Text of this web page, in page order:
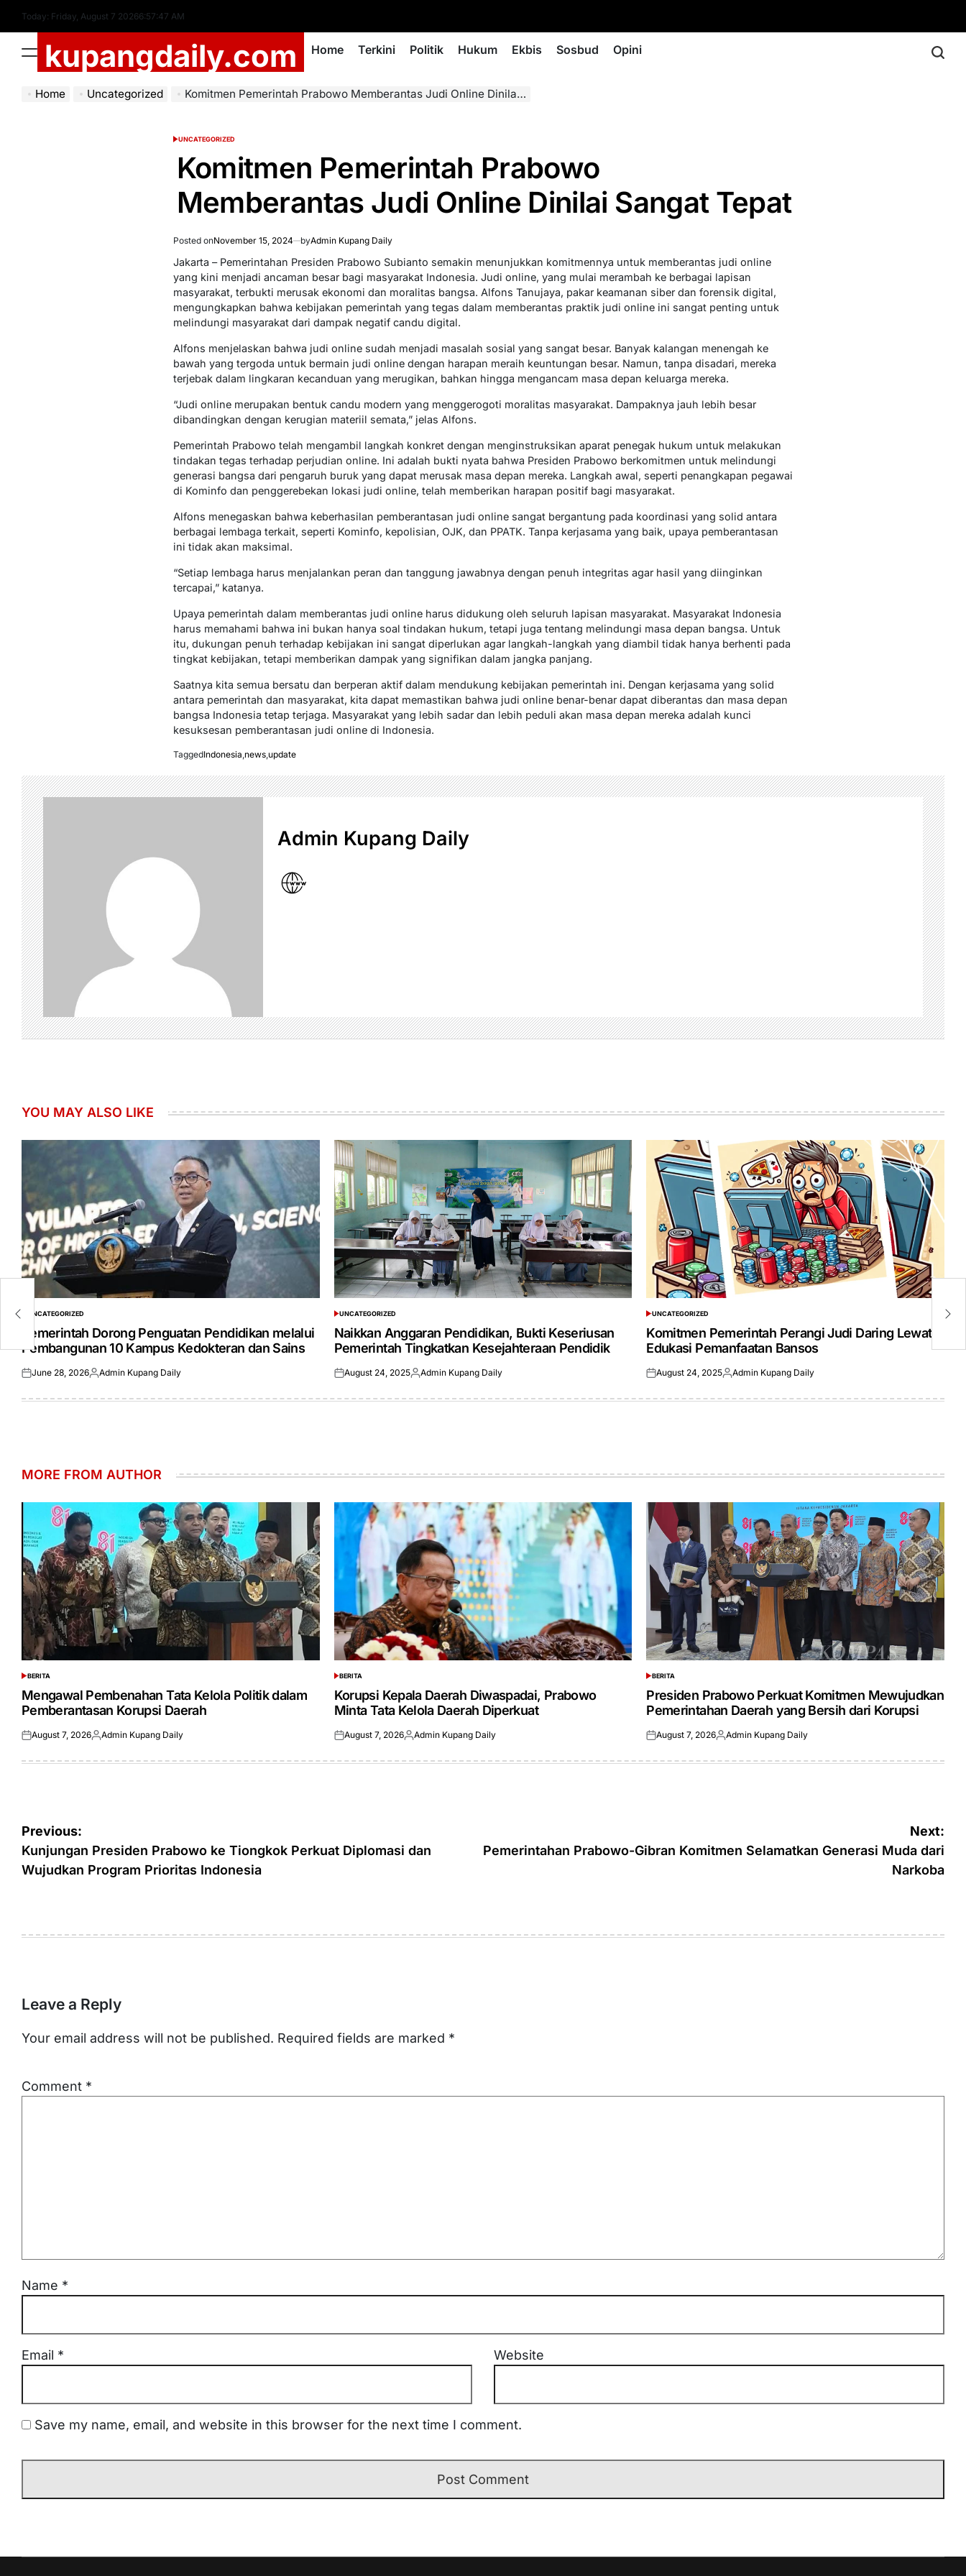
content
Today: Friday, August 7 20266:57:48 AM
Menukupangdaily.com Home Terkini Politik Hukum Ekbis Sosbud Opini
Home Uncategorized Komitmen Pemerintah Prabowo Memberantas Judi Online Dinilai Sangat Tepat
POSTED
UNCATEGORIZED
Komitmen Pemerintah Prabowo
Memberantas Judi Online Dinilai Sangat Tepat
Posted onNovember 15, 2024 byAdmin Kupang Daily
Jakarta – Pemerintahan Presiden Prabowo Subianto semakin menunjukkan komitmennya untuk memberantas judi online
yang kini menjadi ancaman besar bagi masyarakat Indonesia. Judi online, yang mulai merambah ke berbagai lapisan
masyarakat, terbukti merusak ekonomi dan moralitas bangsa. Alfons Tanujaya, pakar keamanan siber dan forensik digital,
mengungkapkan bahwa kebijakan pemerintah yang tegas dalam memberantas praktik judi online ini sangat penting untuk
melindungi masyarakat dari dampak negatif candu digital.
Alfons menjelaskan bahwa judi online sudah menjadi masalah sosial yang sangat besar. Banyak kalangan menengah ke
bawah yang tergoda untuk bermain judi online dengan harapan meraih keuntungan besar. Namun, tanpa disadari, mereka
terjebak dalam lingkaran kecanduan yang merugikan, bahkan hingga mengancam masa depan keluarga mereka.
“Judi online merupakan bentuk candu modern yang menggerogoti moralitas masyarakat. Dampaknya jauh lebih besar
dibandingkan dengan kerugian materiil semata,” jelas Alfons.
Pemerintah Prabowo telah mengambil langkah konkret dengan menginstruksikan aparat penegak hukum untuk melakukan
tindakan tegas terhadap perjudian online. Ini adalah bukti nyata bahwa Presiden Prabowo berkomitmen untuk melindungi
generasi bangsa dari pengaruh buruk yang dapat merusak masa depan mereka. Langkah awal, seperti penangkapan pegawai
di Kominfo dan penggerebekan lokasi judi online, telah memberikan harapan positif bagi masyarakat.
Alfons menegaskan bahwa keberhasilan pemberantasan judi online sangat bergantung pada koordinasi yang solid antara
berbagai lembaga terkait, seperti Kominfo, kepolisian, OJK, dan PPATK. Tanpa kerjasama yang baik, upaya pemberantasan
ini tidak akan maksimal.
“Setiap lembaga harus menjalankan peran dan tanggung jawabnya dengan penuh integritas agar hasil yang diinginkan
tercapai,” katanya.
Upaya pemerintah dalam memberantas judi online harus didukung oleh seluruh lapisan masyarakat. Masyarakat Indonesia
harus memahami bahwa ini bukan hanya soal tindakan hukum, tetapi juga tentang melindungi masa depan bangsa. Untuk
itu, dukungan penuh terhadap kebijakan ini sangat diperlukan agar langkah-langkah yang diambil tidak hanya berhenti pada
tingkat kebijakan, tetapi memberikan dampak yang signifikan dalam jangka panjang.
Saatnya kita semua bersatu dan berperan aktif dalam mendukung kebijakan pemerintah ini. Dengan kerjasama yang solid
antara pemerintah dan masyarakat, kita dapat memastikan bahwa judi online benar-benar dapat diberantas dan masa depan
bangsa Indonesia tetap terjaga. Masyarakat yang lebih sadar dan lebih peduli akan masa depan mereka adalah kunci
kesuksesan pemberantasan judi online di Indonesia.
TaggedIndonesia,news,update
Admin Kupang Daily
YOU MAY ALSO LIKE
POSTED
UNCATEGORIZED
Pemerintah Dorong Penguatan Pendidikan melalui
Pembangunan 10 Kampus Kedokteran dan Sains
Posted
June 28, 2026Posted
Admin Kupang Daily
POSTED
IN
UNCATEGORIZED
Naikkan Anggaran Pendidikan, Bukti Keseriusan
Pemerintah Tingkatkan Kesejahteraan Pendidik
Posted
August 24, 2025Posted
Admin Kupang Daily
POSTED
IN
UNCATEGORIZED
Komitmen Pemerintah Perangi Judi Daring Lewat
Edukasi Pemanfaatan Bansos
Posted
August 24, 2025Posted
Admin Kupang Daily
MORE FROM AUTHOR
POSTED
IN
BERITA
Mengawal Pembenahan Tata Kelola Politik dalam
Pemberantasan Korupsi Daerah
Posted
August 7, 2026Posted
Admin Kupang Daily
POSTED
IN
BERITA
Korupsi Kepala Daerah Diwaspadai, Prabowo
Minta Tata Kelola Daerah Diperkuat
Posted
August 7, 2026Posted
Admin Kupang Daily
POSTED
IN
BERITA
Presiden Prabowo Perkuat Komitmen Mewujudkan
Pemerintahan Daerah yang Bersih dari Korupsi
Posted
August 7, 2026Posted
Admin Kupang Daily
Post
navigation
Previous:
Kunjungan Presiden Prabowo ke Tiongkok Perkuat Diplomasi dan
Wujudkan Program Prioritas Indonesia
Next:
Pemerintahan Prabowo-Gibran Komitmen Selamatkan Generasi Muda dari
Narkoba
Leave a Reply
Your email address will not be published. Required fields are marked *
Comment *
Name *
Email * Website
Save my name, email, and website in this browser for the next time I comment.